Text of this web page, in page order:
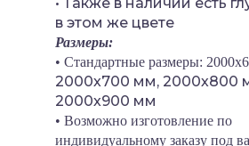
в этом же цвете
Размеры:
• Стандартные размеры:
2000х700 мм, 2000х800
2000х900 мм
• Возможно изготовление по
индивидуальному заказу под